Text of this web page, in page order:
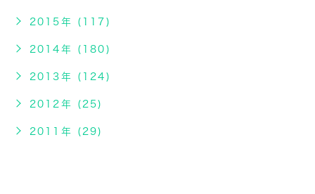
2015年 (117)
2014年 (180)
2013年 (124)
2012年 (25)
2011年 (29)